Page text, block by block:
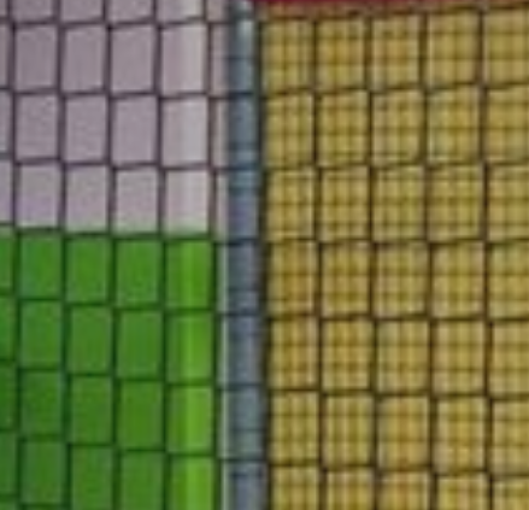
HOTEL
POKOJE
PARK